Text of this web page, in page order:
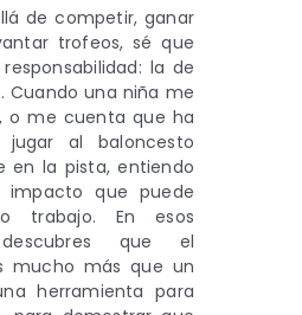
de competir, ganar
trofeos, sé que
la de
Cuando una niña me
o me cuenta que ha
jugar al baloncesto
en la pista, entiendo
que puede
trabajo. En esos
que el
mucho más que un
herramienta para